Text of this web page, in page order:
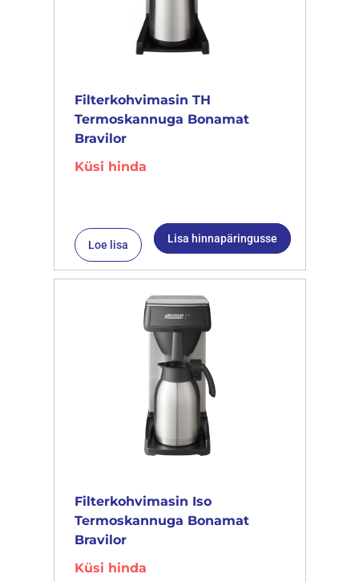
Filterkohvimasin TH
Termoskannuga Bonamat
Bravilor
Küsi hinda
Loe lisa Lisa hinnapäringusse
Filterkohvimasin Iso
Termoskannuga Bonamat
Bravilor
Küsi hinda